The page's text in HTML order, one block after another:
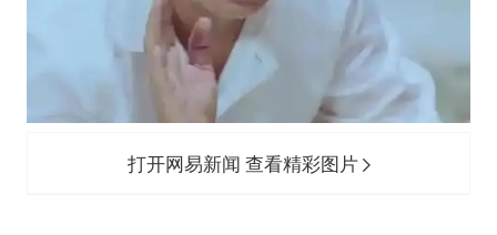
打开网易新闻 查看精彩图片